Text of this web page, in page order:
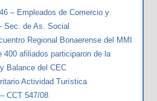
– Empleados de Comercio y
Sec. de As. Social
Regional Bonaerense del MMI
400 afiliados participaron de la
Balance del CEC
Actividad Turística
CCT 547/08